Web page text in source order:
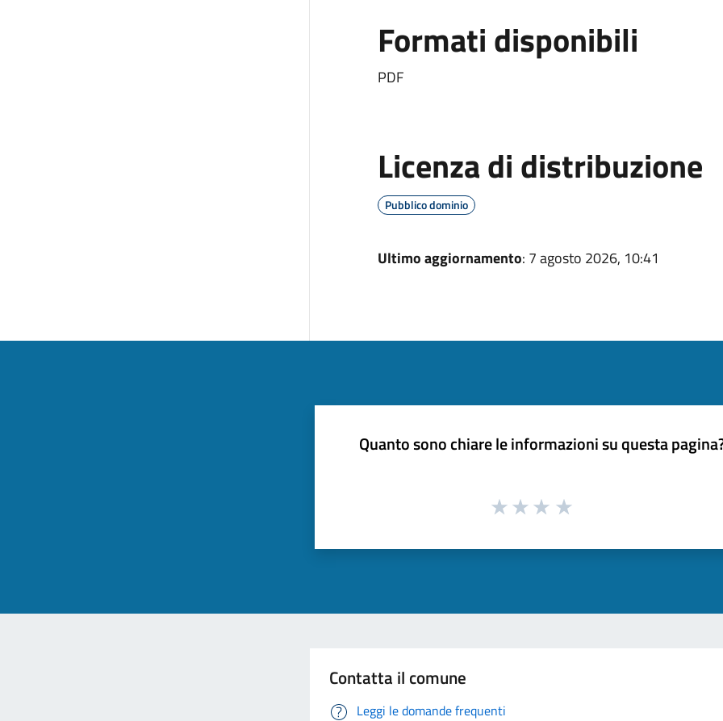
Formati disponibili
PDF
Licenza di distribuzione
Pubblico dominio
Ultimo aggiornamento: 7 agosto 2026, 10:41
Quanto sono chiare le informazioni su questa
Contatta il comune
Leggi le domande frequenti